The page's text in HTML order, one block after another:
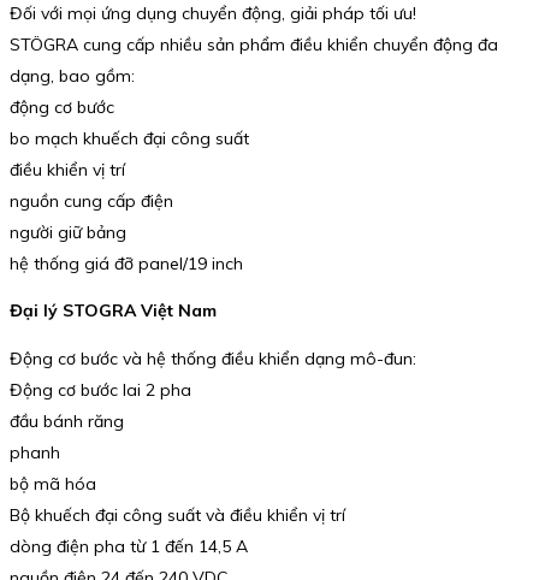
Đối với mọi ứng dụng chuyển động, giải pháp tối ưu!
STÖGRA cung cấp nhiều sản phẩm điều khiển chuyển động đa
dạng, bao gồm:
động cơ bước
bo mạch khuếch đại công suất
điều khiển vị trí
nguồn cung cấp điện
người giữ bảng
hệ thống giá đỡ panel/19 inch
Đại lý STOGRA Việt Nam
Động cơ bước và hệ thống điều khiển dạng mô-đun:
Động cơ bước lai 2 pha
đầu bánh răng
phanh
bộ mã hóa
Bộ khuếch đại công suất và điều khiển vị trí
dòng điện pha từ 1 đến 14,5 A